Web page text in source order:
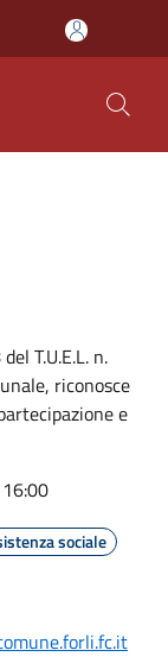
T.U.E.L. n.
riconosce
e
sociale